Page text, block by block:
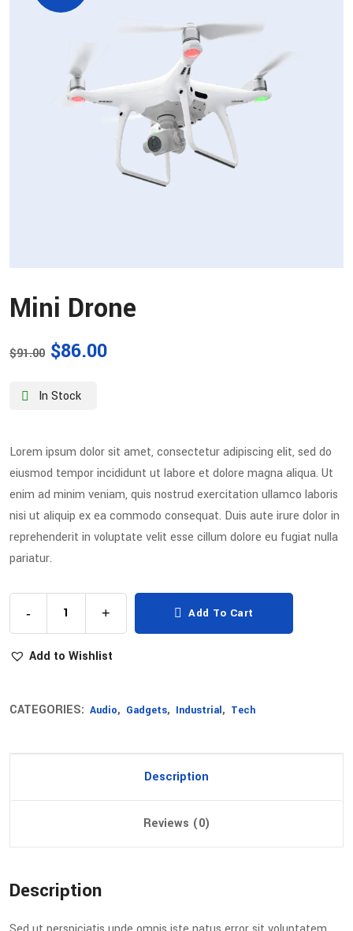
Mini Drone
$91.00 $86.00
In Stock
Lorem ipsum dolor sit amet, consectetur adipiscing elit, sed do
eiusmod tempor incididunt ut labore et dolore magna aliqua. Ut
enim ad minim veniam, quis nostrud exercitation ullamco laboris
nisi ut aliquip ex ea commodo consequat. Duis aute irure dolor in
reprehenderit in voluptate velit esse cillum dolore eu fugiat nulla
pariatur.
- + Add To Cart
Add to Wishlist
CATEGORIES: Audio, Gadgets, Industrial, Tech
Description
Reviews (0)
Description